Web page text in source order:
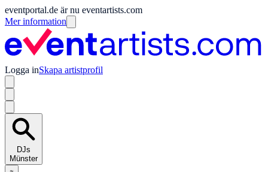
eventportal.de är nu eventartists.com
Mer information
Logga inSkapa artistprofil
DJs
Münster